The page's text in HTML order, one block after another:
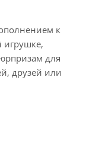
к
игрушке,
для
друзей или